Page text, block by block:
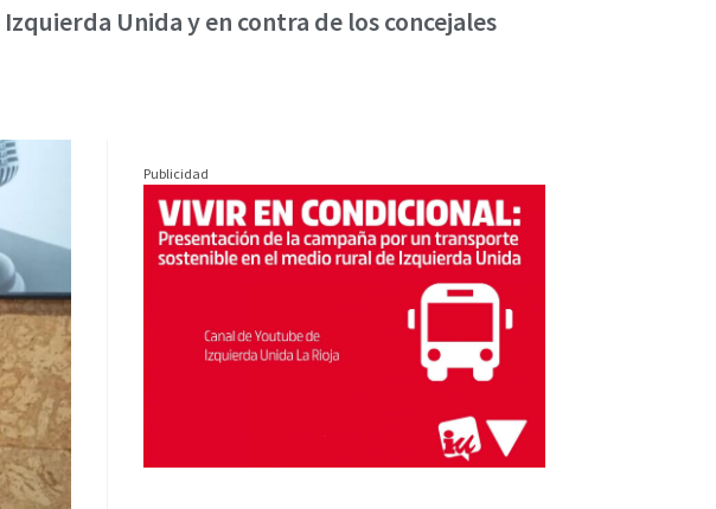
Unida y en contra de los concejales
Publicidad